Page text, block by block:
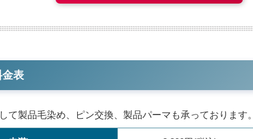
表
て製品毛染め、ピン交換、製品パーマも承っております。